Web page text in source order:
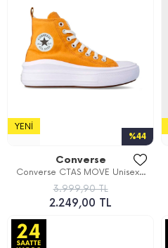
%44
YENI
Converse
Converse CTAS MOVE Unisex...
3.999,90 TL
2.249,00 TL